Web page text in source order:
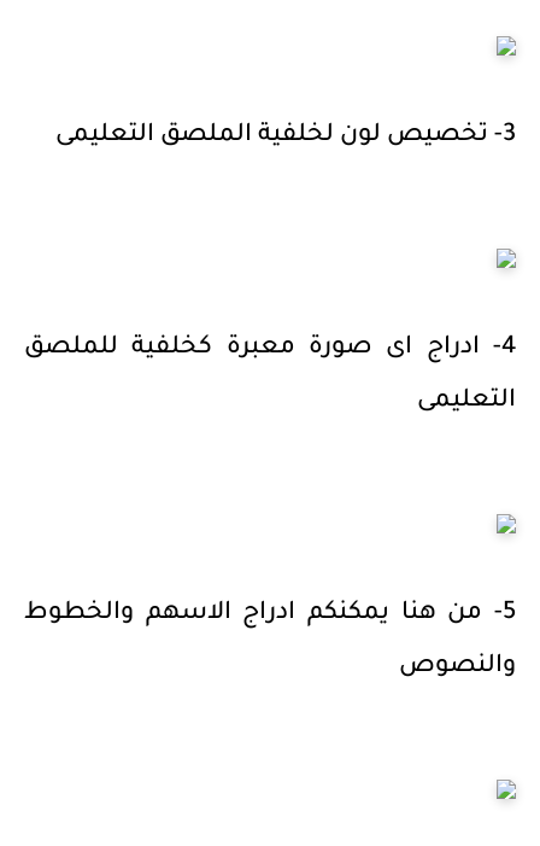
3- تخصيص لون لخلفية الملصق التعليمى
4- ادراج اى صورة معبرة كخلفية للملصق
التعليمى
5- من هنا يمكنكم ادراج الاسهم والخطوط
والنصوص